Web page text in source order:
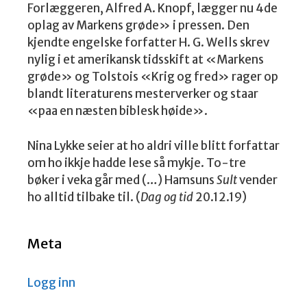
Forlæggeren, Alfred A. Knopf, lægger nu 4de
oplag av Markens grøde» i pressen. Den
kjendte engelske forfatter H. G. Wells skrev
nylig i et amerikansk tidsskift at «Markens
grøde» og Tolstois «Krig og fred» rager op
blandt literaturens mesterverker og staar
«paa en næsten biblesk høide».
Nina Lykke seier at ho aldri ville blitt forfattar
om ho ikkje hadde lese så mykje. To-tre
bøker i veka går med (…) HamsunsSultvender
ho alltid tilbake til. (Dag og tid20.12.19)
Meta
Logg inn